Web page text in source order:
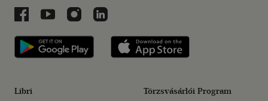
Libri a Facebookon
Libri a Youtube-on
Libri az Instagramon
Libri a LinkedInen
Libri applikáció Szerezd meg: Google
Libri Törzsvásárlói Program